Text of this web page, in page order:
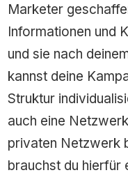
Marketer
Informationen und
und sie nach
kannst deine
Struktur
auch eine
privaten Netzwerk
brauchst du hierfür